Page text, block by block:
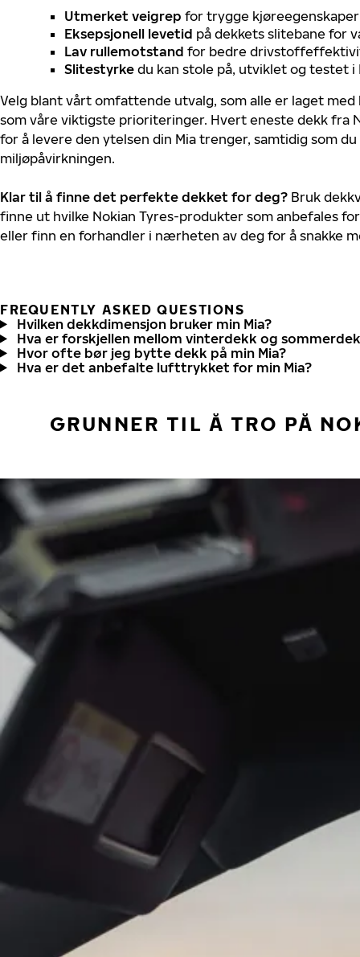
Utmerket veigrep for trygge
Eksepsjonell levetid på dekkets slitebane for
Lav rullemotstand for bedre
Slitestyrke du kan stole på, utviklet og testet i
Velg blant vårt omfattende utvalg, som alle er laget
som våre viktigste prioriteringer. Hvert eneste dekk fra
for å levere den ytelsen din Mia trenger, samtidig som
miljøpåvirkningen.
Klar til å finne det perfekte dekket for deg? Bruk
finne ut hvilke Nokian Tyres-produkter som anbefales
eller finn en forhandler i nærheten av deg for å snakke
FREQUENTLY ASKED QUESTIONS
Hvilken dekkdimensjon bruker min Mia?
Hva er forskjellen mellom vinterdekk og
Hvor ofte bør jeg bytte dekk på min Mia?
Hva er det anbefalte lufttrykket for min Mia?
GRUNNER TIL Å TRO PÅ